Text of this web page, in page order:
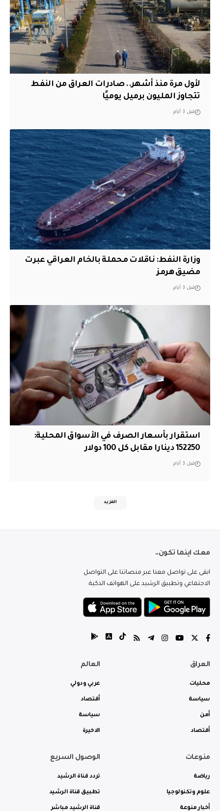
لأول مرة منذ أشهر.. صادرات العراق من النفط
تتجاوز المليون برميل يوميًا
قبل 3 أيام
وزارة النفط: ناقلات محملة بالخام العراقي عبرت
مضيق هرمز
قبل 3 أيام
استقرار بأسعار الصرف في الأسواق المحلية:
152250 دينارا مقابل كل 100 دولار
قبل 3 أيام
المزيد
معك اينما تكون..
ابقى على تواصل معنا عبر منصاتنا على التواصل
الاجتماعي وتطبيق الرشيد على الهواتف الذكية.
العراق
محليات
سياسة
أمن
أقتصاد
العالم
عربي ودولي
أقتصاد
سياسة
الاخيرة
منوعات
رياضة
علوم وتكنولوجيا
أخبار منوعة
الوصول السريع
تردد قناة الرشيد
تطبيق قناة الرشيد
قناة الرشيد مباشر